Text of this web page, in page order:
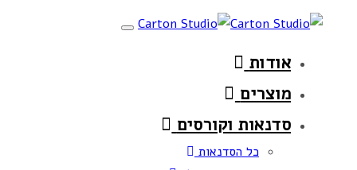
navigation
Toggle
אודות
מוצרים
סדנאות וקורסים
כל הסדנאות